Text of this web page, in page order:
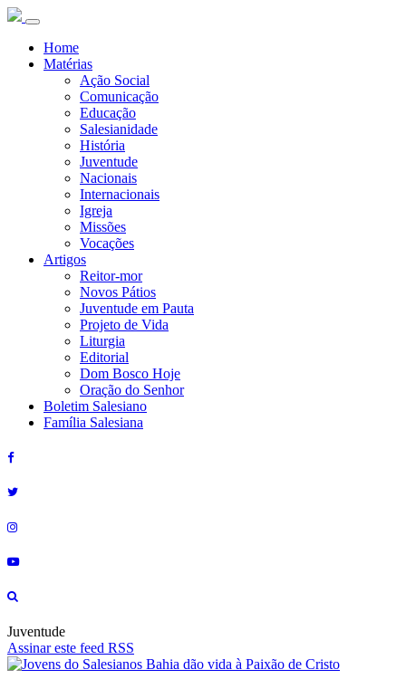
Home
Matérias
Ação Social
Comunicação
Educação
Salesianidade
História
Juventude
Nacionais
Internacionais
Igreja
Missões
Vocações
Artigos
Reitor-mor
Novos Pátios
Juventude em Pauta
Projeto de Vida
Liturgia
Editorial
Dom Bosco Hoje
Oração do Senhor
Boletim Salesiano
Família Salesiana
Juventude
Assinar este feed RSS